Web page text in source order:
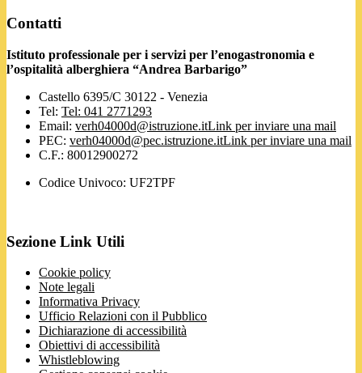
Contatti
Istituto professionale per i servizi per l’enogastronomia e
l’ospitalità alberghiera “Andrea Barbarigo”
Castello 6395/C 30122 - Venezia
Tel: Tel: 041 2771293
Email: verh04000d@istruzione.itLink per inviare una mail
PEC: verh04000d@pec.istruzione.itLink per inviare una mail
C.F.: 80012900272
Codice Univoco: UF2TPF
Sezione Link Utili
Cookie policy
Note legali
Informativa Privacy
Ufficio Relazioni con il Pubblico
Dichiarazione di accessibilità
Obiettivi di accessibilità
Whistleblowing